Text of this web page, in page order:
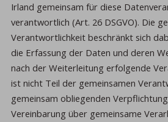
Irland gemeinsam für diese
verantwortlich (Art. 26 DSGVO). Die
Verantwortlichkeit beschränkt sich
die Erfassung der Daten und deren
nach der Weiterleitung erfolgende
ist nicht Teil der gemeinsamen
gemeinsam obliegenden
Vereinbarung über gemeinsame